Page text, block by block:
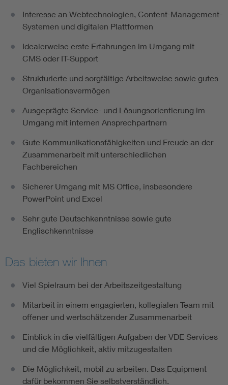
Interesse an Webtechnologien, Content-Management-
Systemen und digitalen Plattformen
Idealerweise erste Erfahrungen im Umgang mit
CMS oder IT-Support
Strukturierte und sorgfältige Arbeitsweise sowie gutes
Organisationsvermögen
Ausgeprägte Service- und Lösungsorientierung im
Umgang mit internen Ansprechpartnern
Gute Kommunikationsfähigkeiten und Freude an der
Zusammenarbeit mit unterschiedlichen
Fachbereichen
Sicherer Umgang mit MS Office, insbesondere
PowerPoint und Excel
Sehr gute Deutschkenntnisse sowie gute
Englischkenntnisse
Das bieten wir Ihnen
Viel Spielraum bei der Arbeitszeitgestaltung
Mitarbeit in einem engagierten, kollegialen Team mit
offener und wertschätzender Zusammenarbeit
Einblick in die vielfältigen Aufgaben der VDE Services
und die Möglichkeit, aktiv mitzugestalten
Die Möglichkeit, mobil zu arbeiten. Das Equipment
dafür bekommen Sie selbstverständlich.